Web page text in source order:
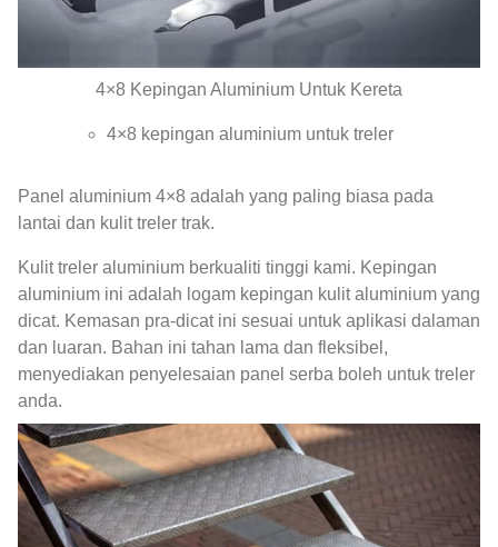
4×8 Kepingan Aluminium Untuk Kereta
4×8 kepingan aluminium untuk treler
Panel aluminium 4×8 adalah yang paling biasa pada
lantai dan kulit treler trak.
Kulit treler aluminium berkualiti tinggi kami. Kepingan
aluminium ini adalah logam kepingan kulit aluminium yang
dicat. Kemasan pra-dicat ini sesuai untuk aplikasi dalaman
dan luaran. Bahan ini tahan lama dan fleksibel,
menyediakan penyelesaian panel serba boleh untuk treler
anda.